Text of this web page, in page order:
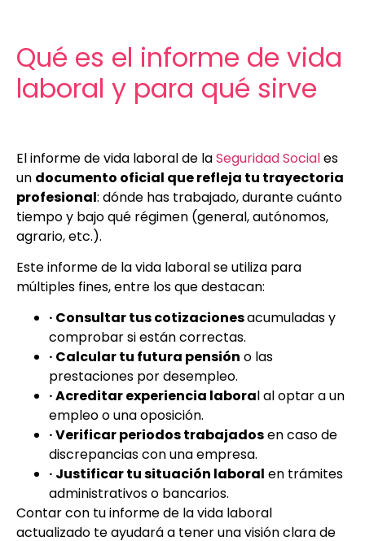
Qué es el informe de vida
laboral y para qué sirve
El informe de vida laboral de laSeguridad Sociales
un documento oficial que refleja tu trayectoria
profesional: dónde has trabajado, durante cuánto
tiempo y bajo qué régimen (general, autónomos,
agrario, etc.).
Este informe de la vida laboral se utiliza para
múltiples fines, entre los que destacan:
· Consultar tus cotizacionesacumuladas y
comprobar si están correctas.
· Calcular tu futura pensión o las
prestaciones por desempleo.
· Acreditar experiencia laboral al optar a un
empleo o una oposición.
· Verificar periodos trabajadosen caso de
discrepancias con una empresa.
· Justificar tu situación laboral en trámites
administrativos o bancarios.
Contar con tu informe de la vida laboral
actualizado te ayudará a tener una visión clara de